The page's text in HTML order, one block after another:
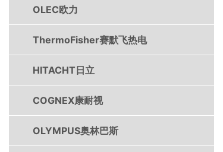
OLEC欧力
ThermoFisher赛默飞热电
HITACHT日立
COGNEX康耐视
OLYMPUS奥林巴斯